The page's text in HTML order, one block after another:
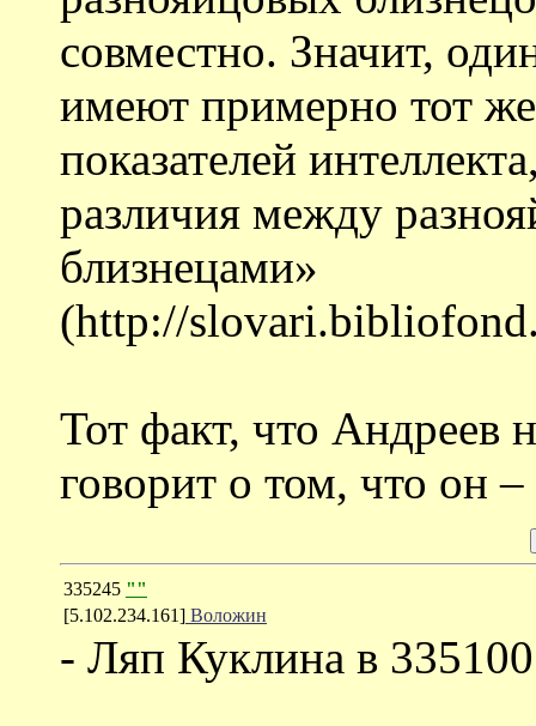
совместно. Значит,
имеют примерно тот
показателей
различия между
близнецами»
(http://
Тот факт, что Андреев
говорит о том, что он
335245 ""
[5.102.234.161] Воложин
- Ляп Куклина в